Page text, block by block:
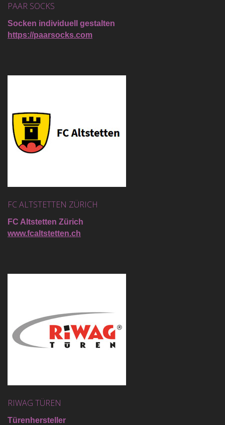
PAAR SOCKS
Socken individuell gestalten
https://paarsocks.com
FC ALTSTETTEN ZÜRICH
FC Altstetten Zürich
www.fcaltstetten.ch
RIWAG TÜREN
Türenhersteller